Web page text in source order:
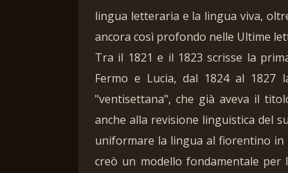
lingua letteraria e la lingua viva,
ancora così profondo nelle Ultime
Tra il 1821 e il 1823 scrisse la
Fermo e Lucia, dal 1824 al 1827
"ventisettana", che già aveva il
anche alla revisione linguistica del
uniformare la lingua al fiorentino in
creò un modello fondamentale